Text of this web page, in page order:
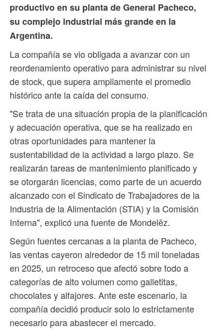
productivo en su planta de General Pacheco,
su complejo industrial más grande en la
Argentina.
La compañía se vio obligada a avanzar con un
reordenamiento operativo para administrar su nivel
de stock, que supera ampliamente el promedio
histórico ante la caída del consumo.
"Se trata de una situación propia de la planificación
y adecuación operativa, que se ha realizado en
otras oportunidades para mantener la
sustentabilidad de la actividad a largo plazo. Se
realizarán tareas de mantenimiento planificado y
se otorgarán licencias, como parte de un acuerdo
alcanzado con el Sindicato de Trabajadores de la
Industria de la Alimentación (STIA) y la Comisión
Interna", explicó una fuente de Mondelēz.
Según fuentes cercanas a la planta de Pacheco,
las ventas cayeron alrededor de 15 mil toneladas
en 2025, un retroceso que afectó sobre todo a
categorías de alto volumen como galletitas,
chocolates y alfajores. Ante este escenario, la
compañía decidió producir solo lo estrictamente
necesario para abastecer el mercado.